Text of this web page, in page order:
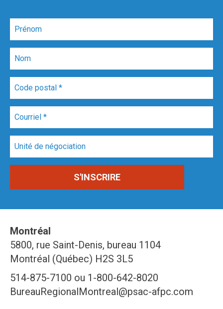
Montréal
5800, rue Saint-Denis, bureau 1104
Montréal (Québec) H2S 3L5
514-875-7100 ou 1-800-642-8020
BureauRegionalMontreal@psac-afpc.com